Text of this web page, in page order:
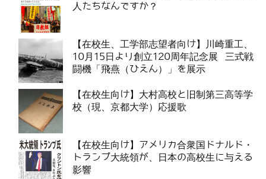
人たちなんですか？
【在校生、工学部志望者向け】川崎重工、
10月15日より創立120周年記念展 三式戦
闘機「飛燕（ひえん）」を展示
【在校生向け】大村高校と旧制第三高等学
校（現、京都大学）応援歌
【在校生向け】アメリカ合衆国ドナルド・
トランプ大統領が、日本の高校生に与える
影響